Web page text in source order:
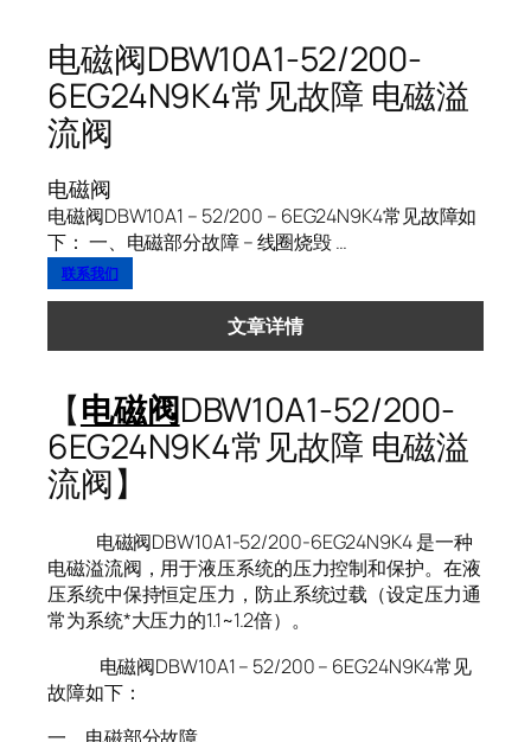
电磁阀DBW10A1-52/200-
6EG24N9K4常见故障 电磁溢
流阀
电磁阀
电磁阀DBW10A1 – 52/200 – 6EG24N9K4常见故障如
下： 一、电磁部分故障 – 线圈烧毁 …
联系我们
文章详情
【电磁阀DBW10A1-52/200-
6EG24N9K4常见故障 电磁溢
流阀】
电磁阀DBW10A1-52/200-6EG24N9K4 是一种
电磁溢流阀，用于液压系统的压力控制和保护。在液
压系统中保持恒定压力，防止系统过载（设定压力通
常为系统*大压力的1.1~1.2倍）。
电磁阀DBW10A1 – 52/200 – 6EG24N9K4常见
故障如下：